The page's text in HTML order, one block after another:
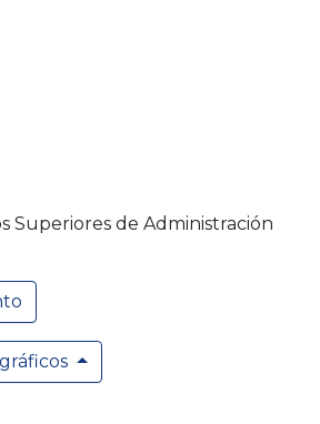
Superiores de Administración